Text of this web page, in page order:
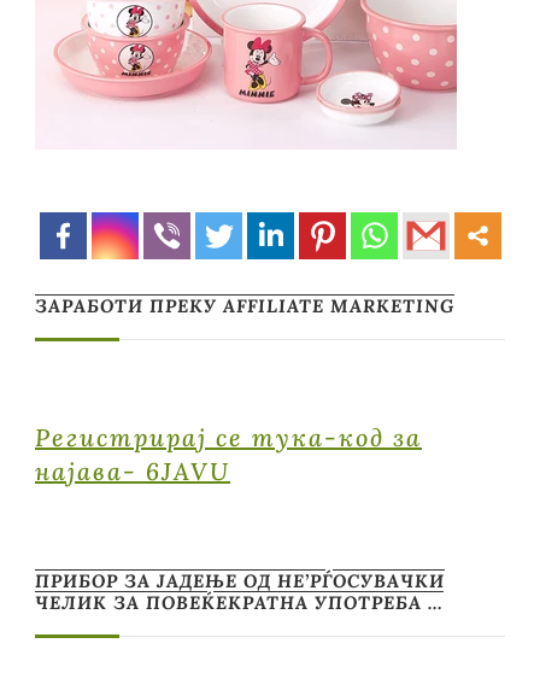
ЗАРАБОТИ ПРЕКУ AFFILIATE MARKETING
Регистрирај се тука-код за
најава- 6JAVU
ПРИБОР ЗА ЈАДЕЊЕ ОД НЕ’РЃОСУВАЧКИ
ЧЕЛИК ЗА ПОВЕЌЕКРАТНА УПОТРЕБА …